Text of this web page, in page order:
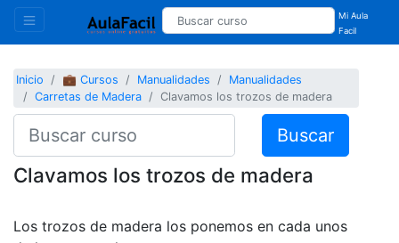
Mi Aula
Facil
Inicio 💼 Cursos Manualidades
Manualidades
Carretas de Madera
Clavamos los trozos de madera
Buscar
Clavamos los trozos de madera
Los trozos de madera los ponemos en cada unos